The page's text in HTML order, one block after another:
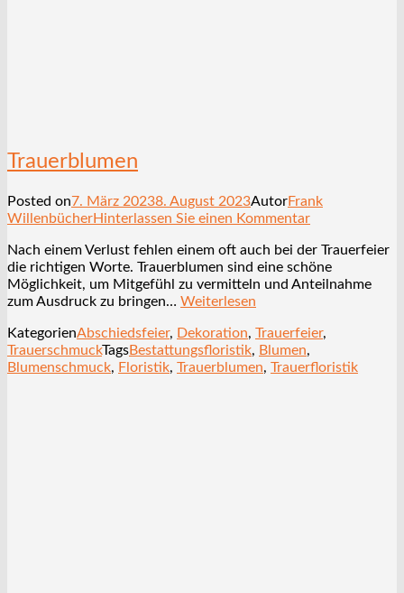
Trauerblumen
Posted on7. März 20238. August 2023AutorFrank
WillenbücherHinterlassen Sie einen Kommentar
Nach einem Verlust fehlen einem oft auch bei der Trauerfeier
die richtigen Worte. Trauerblumen sind eine schöne
Möglichkeit, um Mitgefühl zu vermitteln und Anteilnahme
zum Ausdruck zu bringen… Weiterlesen
KategorienAbschiedsfeier, Dekoration, Trauerfeier,
TrauerschmuckTagsBestattungsfloristik, Blumen,
Blumenschmuck, Floristik, Trauerblumen, Trauerfloristik